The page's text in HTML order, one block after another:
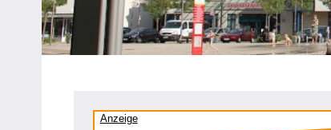
Heipke,
Leopoldshöhe,
Anzeige